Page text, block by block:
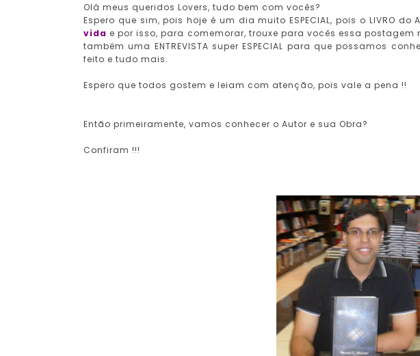
Olá meus queridos Lovers, tudo bem com vocês?
Espero que sim, pois hoje é um dia muito ESPECIAL, pois o LIVRO
vida e por isso, para comemorar, trouxe para vocês essa
também uma ENTREVISTA super ESPECIAL para que possamos
feito e tudo mais.
Espero que todos gostem e leiam com atenção, pois vale a pena !!
Então primeiramente, vamos conhecer o Autor e sua Obra?
Confiram !!!